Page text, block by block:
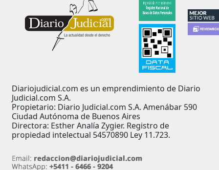
Diariojudicial.com es un emprendimiento de Diario
Judicial.com S.A.
Propietario: Diario Judicial.com S.A. Amenábar 590
Ciudad Autónoma de Buenos Aires
Directora: Esther Analía Zygier. Registro de
propiedad intelectual 54570890 Ley 11.723.